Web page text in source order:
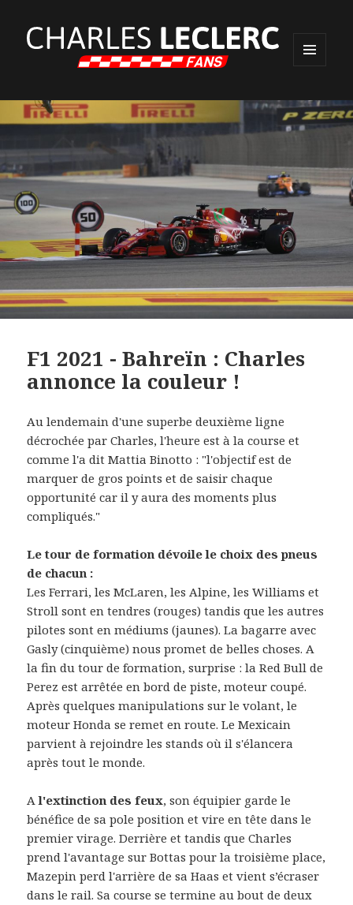
WIDGETS
F1 2021 - Bahreïn : Charles
annonce la couleur !
Au lendemain d'une superbe deuxième ligne
décrochée par Charles, l'heure est à la course et
comme l'a dit Mattia Binotto : "l'objectif est de
marquer de gros points et de saisir chaque
opportunité car il y aura des moments plus
compliqués."
Le tour de formation dévoile le choix des pneus
de chacun :
Les Ferrari, les McLaren, les Alpine, les Williams et
Stroll sont en tendres (rouges) tandis que les autres
pilotes sont en médiums (jaunes). La bagarre avec
Gasly (cinquième) nous promet de belles choses. A
la fin du tour de formation, surprise : la Red Bull de
Perez est arrêtée en bord de piste, moteur coupé.
Après quelques manipulations sur le volant, le
moteur Honda se remet en route. Le Mexicain
parvient à rejoindre les stands où il s'élancera
après tout le monde.
Al'extinction des feux, son équipier garde le
bénéfice de sa pole position et vire en tête dans le
premier virage. Derrière et tandis que Charles
prend l'avantage sur Bottas pour la troisième place,
Mazepin perd l'arrière de sa Haas et vient s’écraser
dans le rail. Sa course se termine au bout de deux